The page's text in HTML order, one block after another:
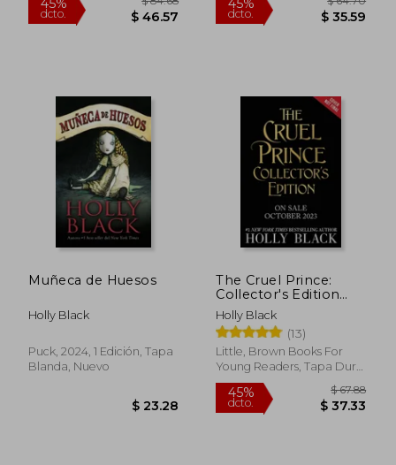
45%
dcto.
45%
dcto.
Muñeca de Huesos
Holly Black
Puck, 2024, 1 Edición, Tapa
Blanda, Nuevo
The Cruel Prince:
Collector's Edition
(Folk of the Air, 1) (en
Inglés)
Holly Black
(13)
Little, Brown Books For
Young Readers, Tapa Dura,
Nuevo